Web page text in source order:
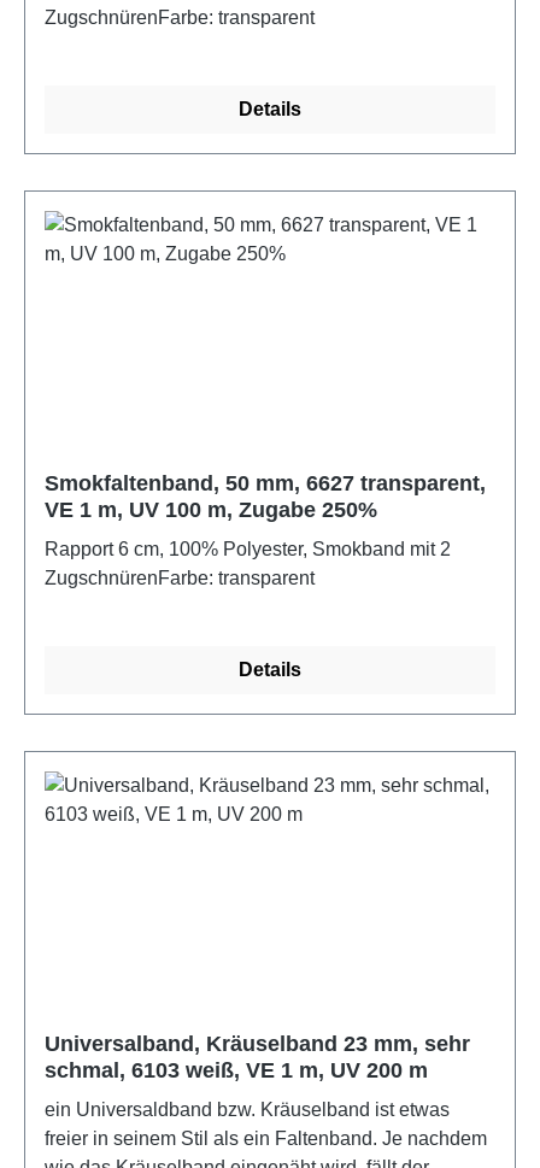
ZugschnürenFarbe: transparent
Details
Smokfaltenband, 50 mm, 6627 transparent,
VE 1 m, UV 100 m, Zugabe 250%
Rapport 6 cm, 100% Polyester, Smokband mit 2
ZugschnürenFarbe: transparent
Details
Universalband, Kräuselband 23 mm, sehr
schmal, 6103 weiß, VE 1 m, UV 200 m
ein Universaldband bzw. Kräuselband ist etwas
freier in seinem Stil als ein Faltenband. Je nachdem